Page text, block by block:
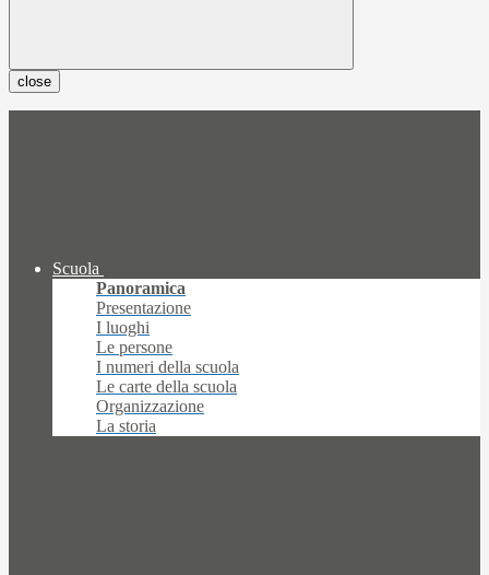
close
Scuola
Panoramica
Presentazione
I luoghi
Le persone
I numeri della scuola
Le carte della scuola
Organizzazione
La storia